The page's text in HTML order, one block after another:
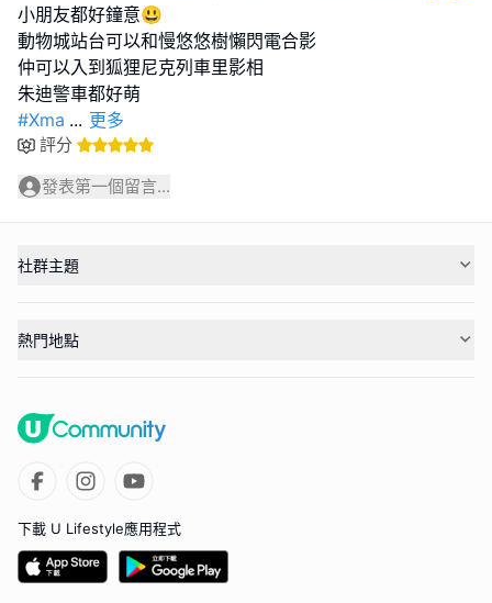
小朋友都好鐘意😃
動物城站台可以和慢悠悠樹懶閃電合影
仲可以入到狐狸尼克列車里影相
#Xma ... 更多
評分
發表第一個留言...
社群主題
熱門地點
下載 U Lifestyle應用程式